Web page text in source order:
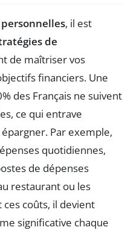
, il est
de
de maîtriser vos
financiers. Une
des Français ne suivent
ce qui entrave
Par exemple,
quotidiennes,
de dépenses
restaurant ou les
coûts, il devient
significative chaque